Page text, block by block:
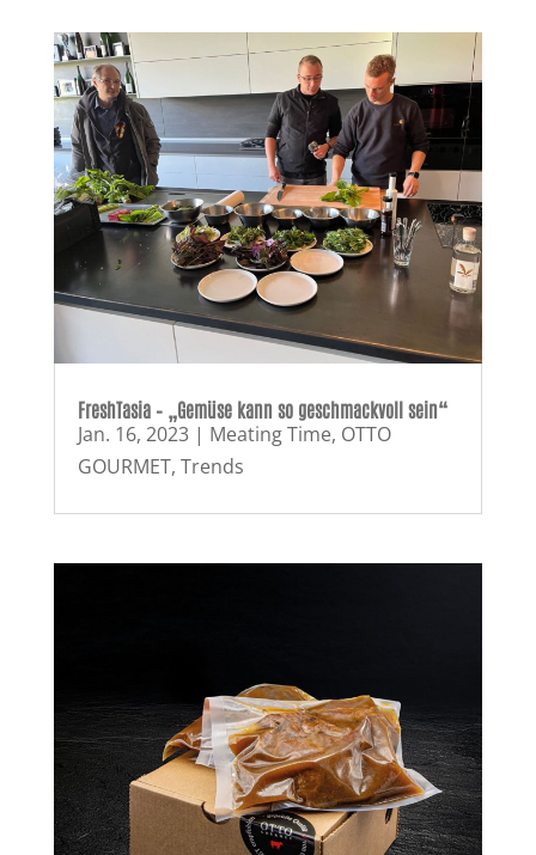
FreshTasia – „Gemüse kann so geschmackvoll sein“
Jan. 16, 2023| Meating Time, OTTO
GOURMET, Trends